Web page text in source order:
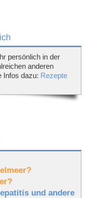
persönlich in der
anderen
Infos dazu: Rezepte
und andere